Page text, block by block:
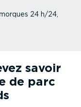
24 h/24,
savoir
de parc